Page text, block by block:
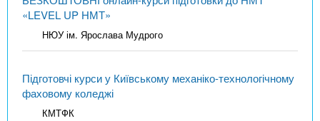
«LEVEL UP НМТ»
НЮУ ім. Ярослава Мудрого
Підготовчі курси у Київському механіко-технологічному
фаховому коледжі
КМТФК